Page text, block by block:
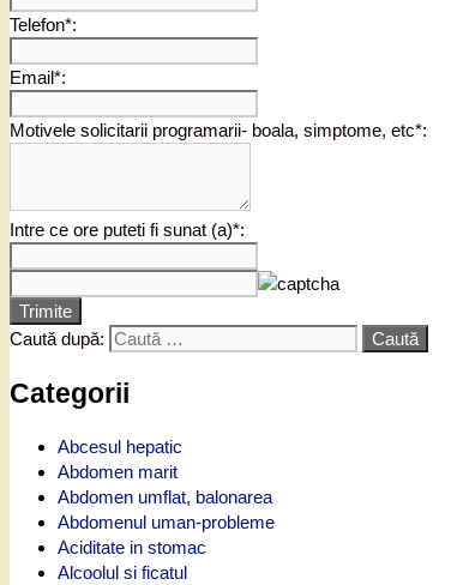
Telefon*:
Email*:
Motivele solicitarii programarii- boala, simptome, etc*:
Intre ce ore puteti fi sunat (a)*:
Trimite
Caută după:
Categorii
Abcesul hepatic
Abdomen marit
Abdomen umflat, balonarea
Abdomenul uman-probleme
Aciditate in stomac
Alcoolul si ficatul